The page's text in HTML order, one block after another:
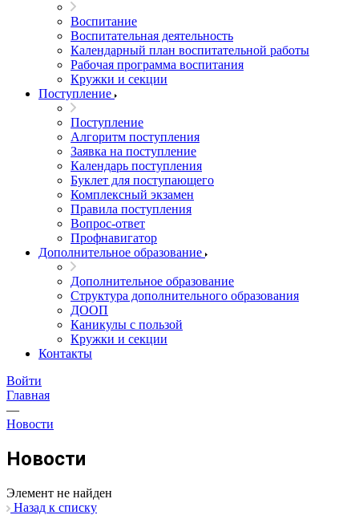
Воспитание
Воспитательная деятельность
Календарный план воспитательной работы
Рабочая программа воспитания
Кружки и секции
Поступление
Поступление
Алгоритм поступления
Заявка на поступление
Календарь поступления
Буклет для поступающего
Комплексный экзамен
Правила поступления
Вопрос-ответ
Профнавигатор
Дополнительное образование
Дополнительное образование
Структура дополнительного образования
ДООП
Каникулы с пользой
Кружки и секции
Контакты
Войти
Главная
—
Новости
Новости
Элемент не найден
Назад к списку